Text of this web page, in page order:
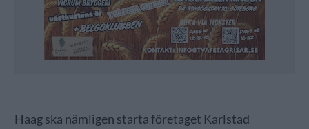
Haag ska nämligen starta företaget Karlstad